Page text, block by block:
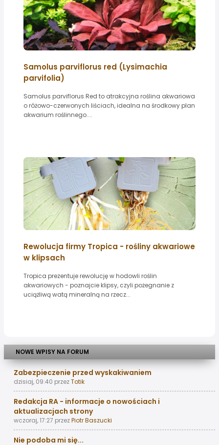
Samolus parviflorus red (Lysimachia
parvifolia)
Samolus parviflorus Red to atrakcyjna roślina akwariowa
o różowo-czerwonych liściach, idealna na środkowy plan
akwarium roślinnego....
Rewolucja firmy Tropica - rośliny akwariowe
w klipsach
Tropica prezentuje rewolucję w hodowli roślin
akwariowych - poznajcie klipsy, czyli pożegnanie z
uciążliwą watą mineralną na rzecz...
NOWE WPISY NA FORUM
Zabezpieczenie przed wyskakiwaniem
dzisiaj, 09:40 przezTotik
Redakcja RA - informacje o nowościach i
aktualizacjach strony
wczoraj, 17:27 przezPiotr Baszucki
Nie podoba mi się...